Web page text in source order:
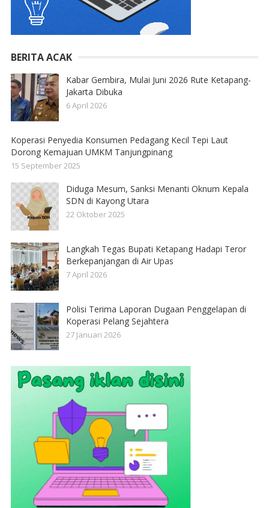
BERITA ACAK
Kabar Gembira, Mulai Juni 2026 Rute Ketapang-
Jakarta Dibuka
6 April 2026
Koperasi Penyedia Konsumen Pedagang Kecil Tepi Laut
Dorong Kemajuan UMKM Tanjungpinang
15 September 2025
Diduga Mesum, Sanksi Menanti Oknum Kepala
SDN di Kayong Utara
22 Oktober 2025
Langkah Tegas Bupati Ketapang Hadapi Teror
Berkepanjangan di Air Upas
7 April 2026
Polisi Terima Laporan Dugaan Penggelapan di
Koperasi Pelang Sejahtera
27 Januari 2026